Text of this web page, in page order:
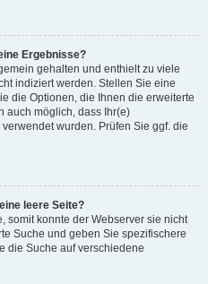
Ergebnisse?
gehalten und enthielt zu viele
indiziert werden. Stellen Sie eine
die Optionen, die Ihnen die erweiterte
auch möglich, dass Ihr(e)
wurden. Prüfen Sie ggf. die
leere Seite?
somit konnte der Webserver sie nicht
Suche und geben Sie spezifischere
die Suche auf verschiedene